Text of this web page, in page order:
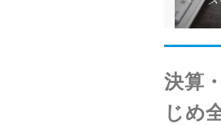
決算
じめ